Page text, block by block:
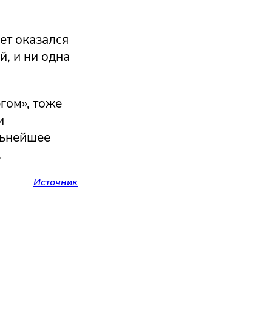
оказался
и ни одна
тоже
Источник